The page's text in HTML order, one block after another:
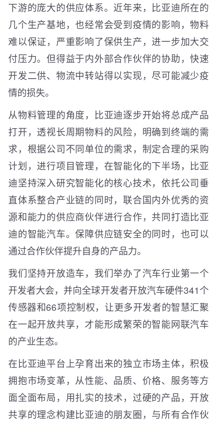
下游的庞大的供应体系。近年来，比亚迪所在的
几个生产基地，也经常会受到疫情的影响，物料
难以保证，严重影响了保供生产，进一步加大交
付压力。但得益于内外部合作伙伴的协助，快速
开发二供、物流中转站得以实现，尽可能减少疫
情的损失。
从物料管理的角度，比亚迪逐步开始将总成产品
打开，透视长周期物料的风险，明确到终端的需
求，根据公司不同单位的需求，制定合理的采购
计划，进行项目管理，在智能化的下半场，比亚
迪坚持深入研究智能化的核心技术，依托公司垂
直体系整合产业链的同时，联合国内外优秀的资
源和能力的供应商伙伴进行合作，共同打造比亚
迪的智能汽车。保障供应链安全的同时，也可以
通过合作伙伴提升自身的产品力。
我们坚持开放造车，我们举办了汽车行业第一个
开发者大会，并向全球开发者开放汽车硬件341个
传感器和66项控制权，让更多开发者的智慧汇聚
在一起开放共享，才能形成繁荣的智能网联汽车
的产业生态。
在比亚迪平台上孕育出来的独立市场主体，积极
拥抱市场变革，从性能、品质、价格、服务等方
面全面布局，用扎实的技术，过硬的产品，开放
共享的理念构建比亚迪的朋友圈，与所有合作伙